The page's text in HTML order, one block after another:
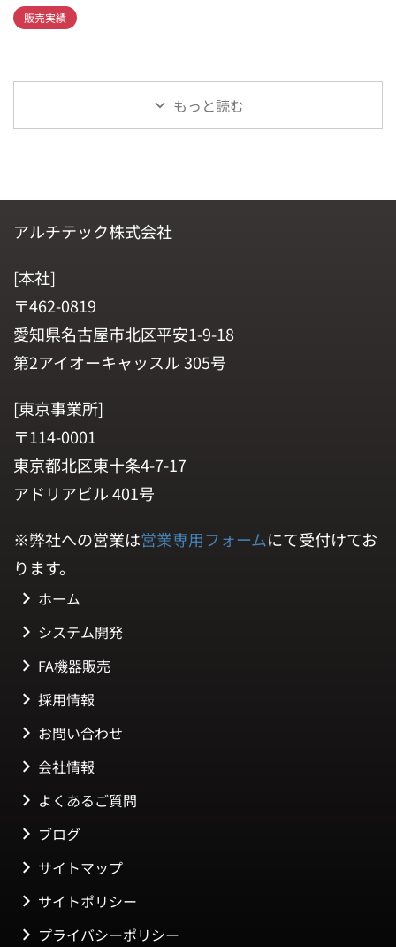
販売実績
もっと読む
アルチテック株式会社
[本社]
〒462-0819
愛知県名古屋市北区平安1-9-18
第2アイオーキャッスル 305号
[東京事業所]
〒114-0001
東京都北区東十条4-7-17
アドリアビル 401号
※弊社への営業は営業専用フォームにて受付けてお
ります。
ホーム
システム開発
FA機器販売
採用情報
お問い合わせ
会社情報
よくあるご質問
ブログ
サイトマップ
サイトポリシー
プライバシーポリシー